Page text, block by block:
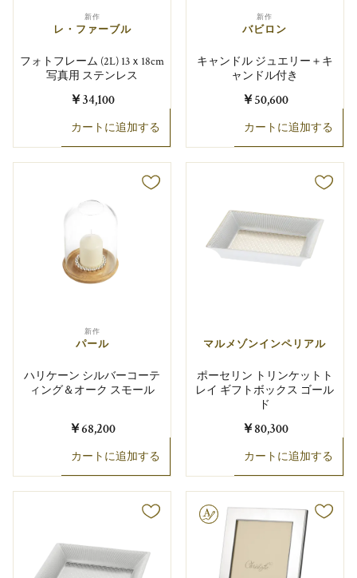
新作
レ・ファーブル
フォトフレーム (2L) 13ｘ18cm
写真用 ステンレス
￥34,100
カートに追加する
新作
バビロン
キャンドル ジュエリー＋キ
ャンドル付き
￥50,600
カートに追加する
新作
パール
ハリケーン シルバーコーテ
ィング＆オーク スモール
￥68,200
カートに追加する
マルメゾンインペリアル
ポーセリン トリンケットト
レイ ギフトボックス ゴール
ド
￥80,300
カートに追加する
文字彫り可能